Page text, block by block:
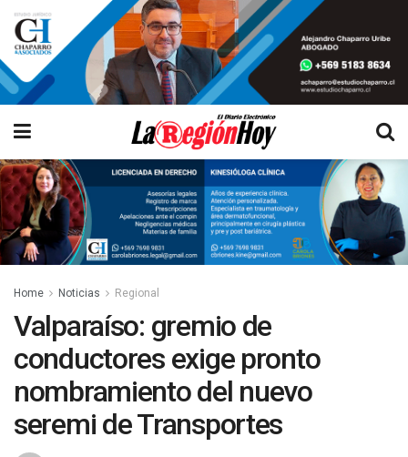
Home Noticias Regional
Valparaíso: gremio de
conductores exige pronto
nombramiento del nuevo
seremi de Transportes